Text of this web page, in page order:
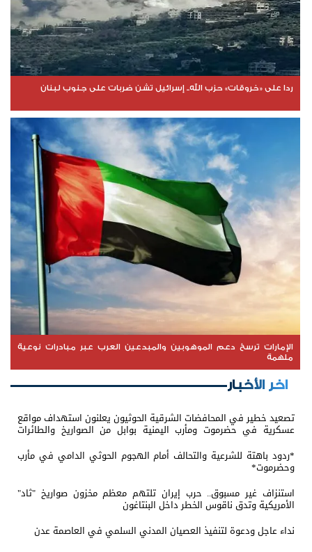
ردا على «خروقات» حزب الله.. إسرائيل تشن ضربات على جنوب لبنان
الإمارات ترسخ دعم الموهوبين والمبدعين العرب عبر مبادرات نوعية
ملهمة
اخر الأخبار
تصعيد خطير في المحافضات الشرقية الحوثيون يعلنون استهداف مواقع
عسكرية في حضرموت ومأرب اليمنية بوابل من الصواريخ والطائرات
*ردود باهتة للشرعية والتحالف أمام الهجوم الحوثي الدامي في مأرب
وحضرموت*
استنزاف غير مسبوق.. حرب إيران تلتهم معظم مخزون صواريخ "ثاد"
الأمريكية وتدق ناقوس الخطر داخل البنتاغون
نداء عاجل ودعوة لتنفيذ العصيان المدني السلمي في العاصمة عدن